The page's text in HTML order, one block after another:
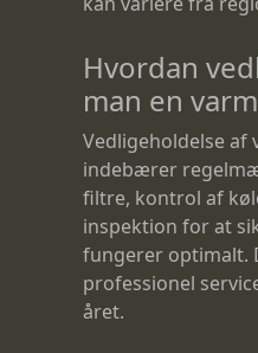
Hvordan
man en
Vedligeholdelse af
indebærer
filtre, kontrol af
inspektion for at
fungerer optimalt.
professionel
året.